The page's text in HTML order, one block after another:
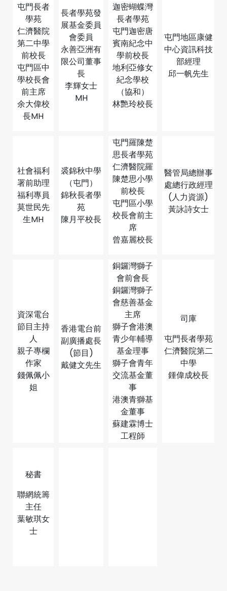
屯門長者
學苑
仁濟醫院
第二中學
前校長
屯門區中
學校長會
前主席
余大偉校
長MH
長者學苑發
展基金委員
會委員
永善亞洲有
限公司董事
長
李輝女士
MH
迦密蝴蝶灣
長者學苑
屯門迦密唐
賓南紀念中
學前校長
地利亞修女
紀念學校
（協和）
林艷玲校長
屯門地區康健
中心資訊科技
部經理
邱一帆先生
社會福利
署前助理
福利專員
莫世民先
生MH
裘錦秋中學
（屯門）
錦秋長者學
苑
陳月平校長
屯門羅陳楚
思長者學苑
仁濟醫院羅
陳楚思小學
前校長
屯門區小學
校長會前主
席
曾嘉麗校長
醫管局總辦事
處總行政經理
(人力資源)
黃詠詩女士
資深電台
節目主持
人
親子專欄
作家
錢佩佩小
姐
香港電台前
副廣播處長
(節目)
戴健文先生
銅鑼灣獅子
會前會長
銅鑼灣獅子
會慈善基金
主席
獅子會港澳
青少年輔導
基金理事
獅子會青年
交流基金董
事
港澳青獅基
金董事
蘇建霖博士
工程師
司庫
屯門長者學苑
仁濟醫院第二
中學
鍾偉成校長
秘書
聯網統籌
主任
葉敏琪女
士